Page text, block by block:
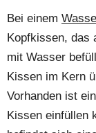
Bei einem
Kopfkissen, das
mit Wasser
Kissen im Kern
Vorhanden ist
Kissen einfüllen